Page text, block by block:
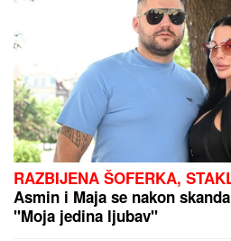
sa Majom:
Besplatni
više sredina na